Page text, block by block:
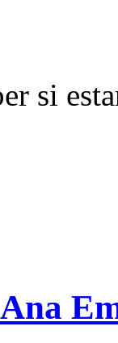
si
Ana